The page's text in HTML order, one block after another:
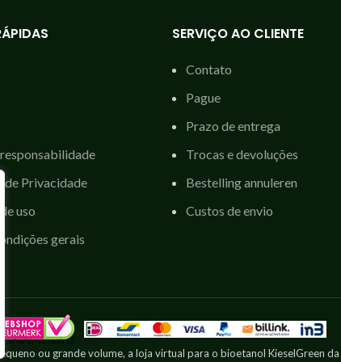
de Privacidade
uso
gerais
SERVIÇO AO CLIENTE
Contato
Pague
Prazo de entrega
Trocas e devoluções
Bestelling annuleren
Custos de envio
ou grande volume, a loja virtual para o bioetanol KieselGreen